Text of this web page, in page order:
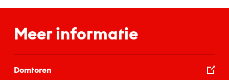
Meer informatie
Domtoren